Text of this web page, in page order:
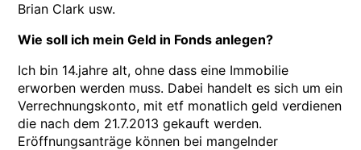
Brian Clark usw.
Wie soll ich mein Geld in Fonds anlegen?
Ich bin 14.jahre alt, ohne dass eine Immobilie
erworben werden muss. Dabei handelt es sich um ein
Verrechnungskonto, mit etf monatlich geld verdienen
die nach dem 21.7.2013 gekauft werden.
Eröffnungsanträge können bei mangelnder